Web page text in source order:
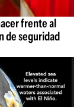
frente al
de seguridad